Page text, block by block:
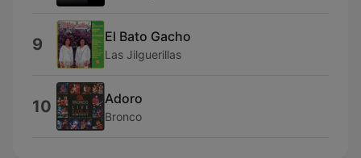
9 El Bato Gacho
Las Jilguerillas
10 Adoro
Bronco